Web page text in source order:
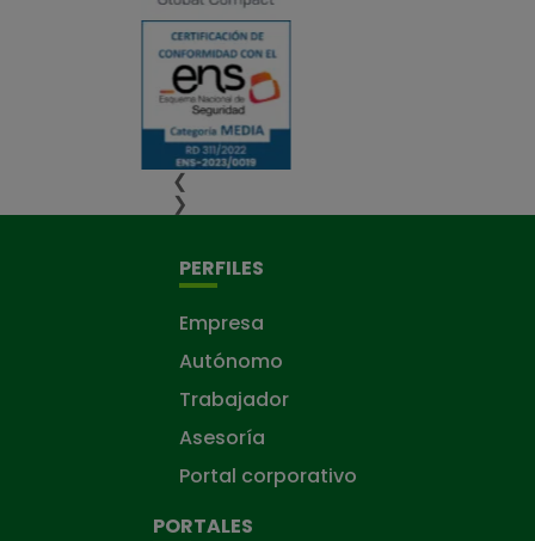
❮
❯
PERFILES
Empresa
Autónomo
Trabajador
Asesoría
Portal corporativo
PORTALES